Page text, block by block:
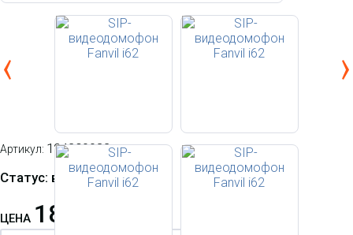
Артикул: 124290032
Статус: в наличии
ЦЕНА 18 060.18 р.